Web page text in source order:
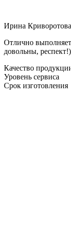
Ирина Криворотова
Отлично
довольны, респект!)
Качество
Уровень сервиса
Срок изготовления